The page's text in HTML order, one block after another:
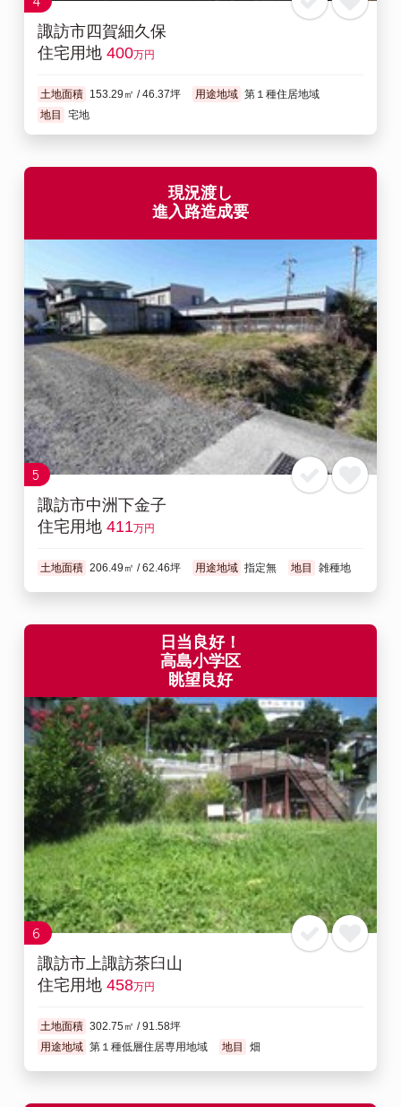
諏訪市四賀細久保
住宅用地 400万円
土地面積 153.29㎡ / 46.37坪 用途地域 第１種住居地域
地目
宅地
現況渡し
進入路造成要
5
諏訪市中洲下金子
住宅用地 411万円
土地面積 206.49㎡ / 62.46坪 用途地域 指定無 地目 雑種地
日当良好！
高島小学区
眺望良好
6
諏訪市上諏訪茶臼山
住宅用地 458万円
土地面積 302.75㎡ / 91.58坪
用途地域 第１種低層住居専用地域 地目 畑